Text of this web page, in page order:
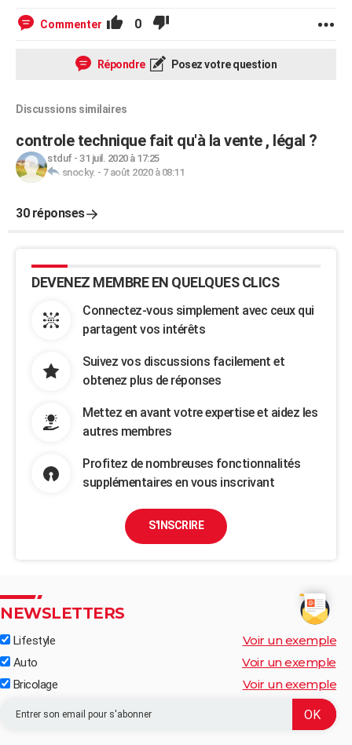
Commenter 0
Répondre Posez votre question
Discussions similaires
controle technique fait qu'à la vente , légal ?
stduf- 31 juil. 2020 à 17:25
snocky. - 7 août 2020 à 08:11
30 réponses
DEVENEZ MEMBRE EN QUELQUES CLICS
Connectez-vous simplement avec ceux qui
partagent vos intérêts
Suivez vos discussions facilement et
obtenez plus de réponses
Mettez en avant votre expertise et aidez les
autres membres
Profitez de nombreuses fonctionnalités
supplémentaires en vous inscrivant
S'INSCRIRE
NEWSLETTERS
Lifestyle Voir un exemple
Auto Voir un exemple
Bricolage Voir un exemple